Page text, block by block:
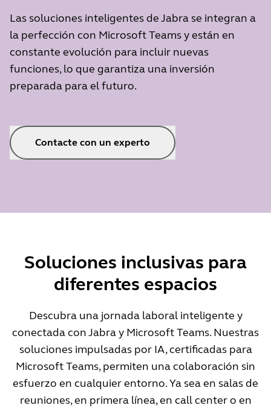
Las soluciones inteligentes de Jabra se integran a
la perfección con Microsoft Teams y están en
constante evolución para incluir nuevas
funciones, lo que garantiza una inversión
preparada para el futuro.
Contacte con un experto
Soluciones inclusivas para
diferentes espacios
Descubra una jornada laboral inteligente y
conectada con Jabra y Microsoft Teams. Nuestras
soluciones impulsadas por IA, certificadas para
Microsoft Teams, permiten una colaboración sin
esfuerzo en cualquier entorno. Ya sea en salas de
reuniones, en primera línea, en call center o en